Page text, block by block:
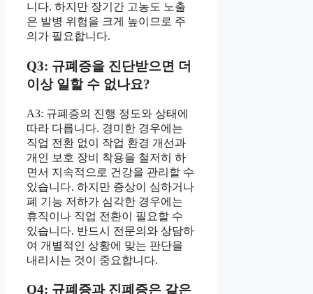
니다. 하지만 장기간 고농도 노출
은 발병 위험을 크게 높이므로 주
의가 필요합니다.
Q3: 규폐증을 진단받으면 더
이상 일할 수 없나요?
A3: 규폐증의 진행 정도와 상태에
따라 다릅니다. 경미한 경우에는
직업 전환 없이 작업 환경 개선과
개인 보호 장비 착용을 철저히 하
면서 지속적으로 건강을 관리할 수
있습니다. 하지만 증상이 심하거나
폐 기능 저하가 심각한 경우에는
휴직이나 직업 전환이 필요할 수
있습니다. 반드시 전문의와 상담하
여 개별적인 상황에 맞는 판단을
내리시는 것이 중요합니다.
Q4: 규폐증과 진폐증은 같은